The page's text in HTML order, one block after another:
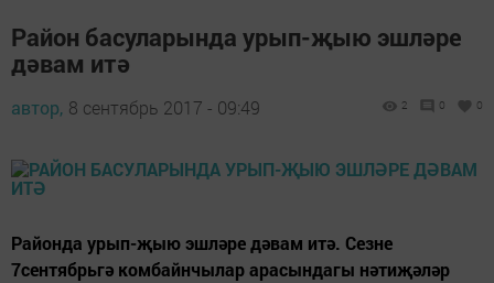
Район басуларында урып-җыю эшләре
дәвам итә
автор, 8 сентябрь 2017 - 09:49 2 0 0
Районда урып-җыю эшләре дәвам итә. Сезне
7сентябрьгә комбайнчылар арасындагы нәтиҗәләр